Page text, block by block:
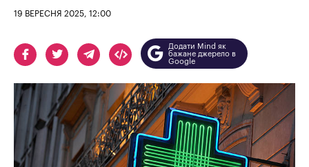
19 ВЕРЕСНЯ 2025, 12:00
Додати Mind як
бажане джерело в
Google